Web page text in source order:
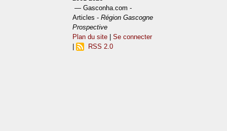
— Gasconha.com -
Articles -Région Gascogne
Prospective
Plan du site |Se connecter
RSS 2.0